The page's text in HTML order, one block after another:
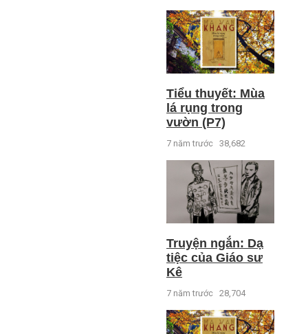
Tiểu thuyết: Mùa
lá rụng trong
vườn (P7)
7 năm trước 38,682
Truyện ngắn: Dạ
tiệc của Giáo sư
Kê
7 năm trước 28,704